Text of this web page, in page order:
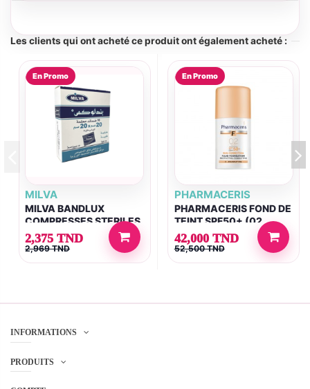
Les clients qui ont acheté ce produit ont également acheté :
En Promo
MILVA
MILVA BANDLUX
COMPRESSES STERILES
20 X 20 BT/10
2,375 TND
2,969 TND
En Promo
PHARMACERIS
PHARMACERIS FOND DE
TEINT SPF50+ (02
SAND) 30ML
42,000 TND
52,500 TND
INFORMATIONS
PRODUITS